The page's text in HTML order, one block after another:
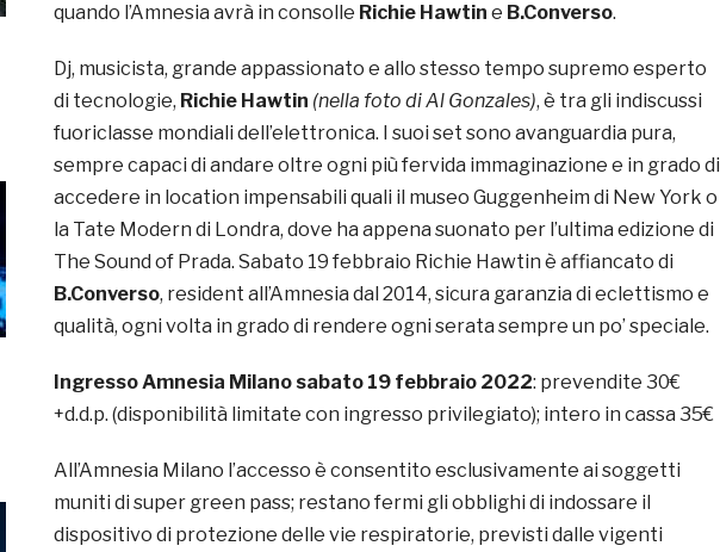
quando l’Amnesia avrà in consolle Richie Hawtin e B.Converso.
Dj, musicista, grande appassionato e allo stesso tempo supremo esperto
di tecnologie, Richie Hawtin (nella foto di Al Gonzales), è tra gli indiscussi
fuoriclasse mondiali dell’elettronica. I suoi set sono avanguardia pura,
sempre capaci di andare oltre ogni più fervida immaginazione e in grado di
accedere in location impensabili quali il museo Guggenheim di New York o
la Tate Modern di Londra, dove ha appena suonato per l’ultima edizione di
The Sound of Prada. Sabato 19 febbraio Richie Hawtin è affiancato di
B.Converso, resident all’Amnesia dal 2014, sicura garanzia di eclettismo e
qualità, ogni volta in grado di rendere ogni serata sempre un po’ speciale.
Ingresso Amnesia Milano sabato 19 febbraio 2022: prevendite 30€
+d.d.p. (disponibilità limitate con ingresso privilegiato); intero in cassa 35€
All’Amnesia Milano l’accesso è consentito esclusivamente ai soggetti
muniti di super green pass; restano fermi gli obblighi di indossare il
dispositivo di protezione delle vie respiratorie, previsti dalle vigenti